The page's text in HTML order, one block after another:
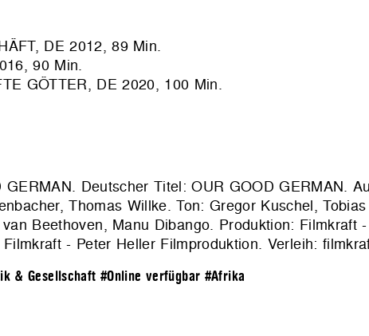
DE 2012, 89 Min.
90 Min.
GÖTTER, DE 2020, 100 Min.
Deutscher Titel: OUR GOOD GERMAN.
Thomas Willke. Ton: Gregor Kuschel,
Beethoven, Manu Dibango. Produktion: Filmkraft
Filmkraft - Peter Heller Filmproduktion. Verleih:
& Gesellschaft #Online verfügbar #Afrika